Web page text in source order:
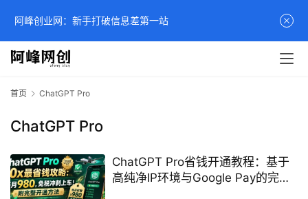
首页 ChatGPT Pro
ChatGPT Pro
ChatGPT Pro省钱开通教程：基于
高纯净IP环境与Google Pay的完整
阿峰创业网：新手打破信息差第一站